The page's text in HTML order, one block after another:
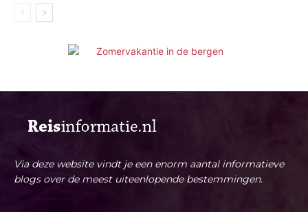
Via deze website vindt je een enorm aantal informatieve
blogs over de meest uiteenlopende bestemmingen.